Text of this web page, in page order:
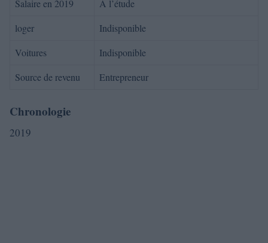
Salaire en 2019
À l’étude
loger
Indisponible
Voitures
Indisponible
Source de revenu
Entrepreneur
Chronologie
2019